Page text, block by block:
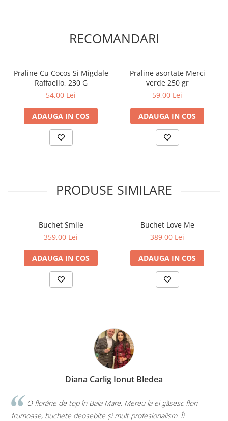
RECOMANDARI
Praline Cu Cocos Si Migdale
Raffaello, 230 G
54,00 Lei
ADAUGA IN COS
Praline asortate Merci
verde 250 gr
59,00 Lei
ADAUGA IN COS
PRODUSE SIMILARE
Buchet Smile
359,00 Lei
ADAUGA IN COS
Buchet Love Me
389,00 Lei
ADAUGA IN COS
Ionut Bledea
Mare. Mereu la ei găsesc flori
și mult profesionalism. Îi
Faceți o treabă minunată!
iau de la voi, iar de fiecare